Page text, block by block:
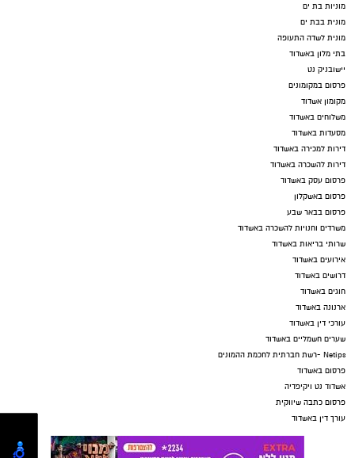
מוניות בת ים
מונית בבת ים
מונית לשדה התעופה
בתי מלון באשדוד
יישובניק נט
פרסום במקומונים
מקומון אשדוד
משלוחים באשדוד
מסעדות באשדוד
דירות למכירה באשדוד
דירות להשכרה באשדוד
פרסום עסק באשדוד
פרסום באשקלון
פרסום בבאר שבע
משרדים וחנויות להשכרה באשדוד
שרותי בריאות באשדוד
אירועים באשדוד
דרושים באשדוד
חוגים באשדוד
ארנונה באשדוד
עורכי דין באשדוד
שערים חשמליים באשדוד
Netips -רשת חברתית לחכמת ההמונים
פרסום באשדוד
אשדוד נט ויקיפדיה
פרסום כתבה שיווקית
עורך דין באשדוד